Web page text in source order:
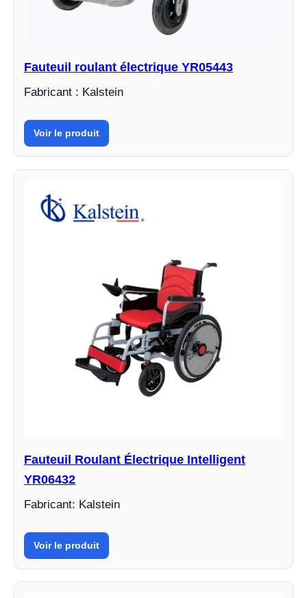
Fauteuil roulant électrique YR05443
Fabricant : Kalstein
Voir le produit
Fauteuil Roulant Électrique Intelligent
YR06432
Fabricant: Kalstein
Voir le produit